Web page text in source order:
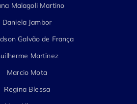
Malagoli Martino
Daniela Jambor
Galvão de França
Martinez
Marcio Mota
Regina Blessa